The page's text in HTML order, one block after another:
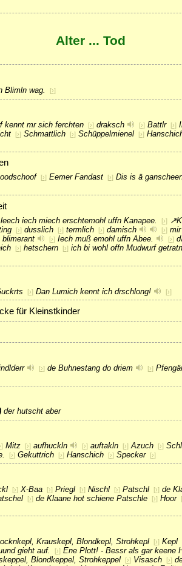
Alter ... Tod
Blimln wag. [›]
kennt mr sich ferchten [›] draksch [›] Battlr [›]
[›] Schmattlich [›] Schüppelmienel [›]
[›] Eemer Fandast [›] Dis is ä
iech miech erschtemohl uffn Kanapee. [›] ↗
[›] dusslich [›] termlich [›] damisch [›]
blimerant [›] Iech muß emohl uffn Abee. [›]
[›] hetschern [›] ich bi wohl offn Mudwurf getratn
[›] Dan Lumich kennt ich drschlong! [›]
für Kleinstkinder
[›] de Buhnestang do driem [›]
der hutscht aber
] Mitz [›] aufhuckln [›] auftakln [›] Azuch [›]
[›] Gekuttrich [›] Hanschich [›] Specker [›]
[›] X-Baa [›] Priegl [›] Nischl [›] Patschl [›] de
[›] de Klaane hot schiene Patschle [›] Hoor [
Krauskepl, Blondkepl, Strohkepl [›] Kepl
gieht auf. [›] Ene Plott! - Bessr als gar keene
Blondkeppel, Strohkeppel [›] Visasch [›]